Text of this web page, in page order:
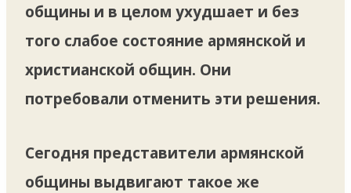
общины и в целом ухудшает и без
того слабое состояние армянской и
христианской общин. Они
потребовали отменить эти решения.
Сегодня представители армянской
общины выдвигают такое же